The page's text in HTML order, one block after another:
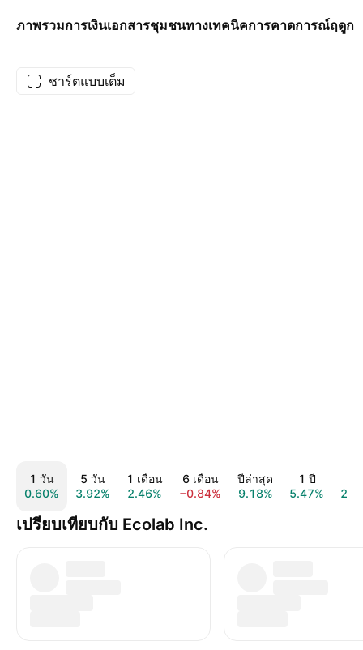
ภาพรวมการเงินเอกสารชุมชนทางเทคนิคการคาดการณ์ฤดูก
ชาร์ตแบบเต็ม
1 วัน
0.60%
5 วัน
3.92%
1 เดือน
2.46%
6 เดือน
−0.84%
ปีล่าสุด
9.18%
1 ปี
5.47%
เปรียบเทียบกับ Ecolab Inc.